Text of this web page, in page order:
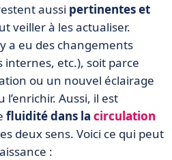
aussi pertinentes et
veiller à les actualiser.
a eu des changements
internes, etc.), soit parce
ou un nouvel éclairage
Aussi, il est
fluidité dans la circulation
deux sens. Voici ce qui peut
: